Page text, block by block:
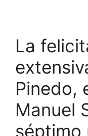
La
Pinedo,
Manuel
séptimo